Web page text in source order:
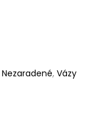
Nezaradené, Vázy